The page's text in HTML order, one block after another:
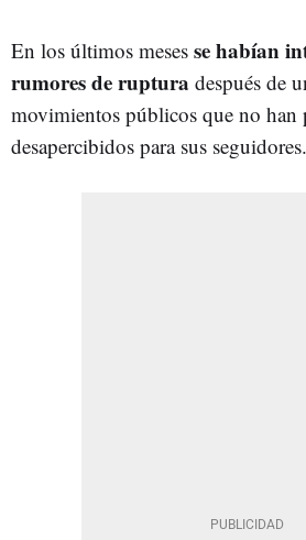
En los últimos meses se habían
rumoresde ruptura después de
movimientos públicos que no han
desapercibidos para sus seguidores.